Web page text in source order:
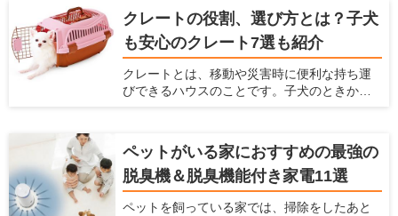
間で過ごしたいなら、ペット対応可のフロー
リングワックスがおすすめです。床に塗るだ
けで滑り止めやキズ防止効果が得られます。
この記事では、フローリングワックスを選ぶ
ポイントとフロアコーティングとの違い、お
すすめ商品5つを紹介します。
クレートの役割、選び方とは？子犬
も安心のクレート7選も紹介
クレートとは、移動や災害時に便利な持ち運
びできるハウスのことです。子犬のときから
は、クレートの使い方と選び方を紹介すると
ともに、素材別おすすめ商品を7つピックアッ
プして紹介します。
ペットがいる家におすすめの最強の
脱臭機＆脱臭機能付き家電11選
ペットを飼っている家では、掃除をしたあと